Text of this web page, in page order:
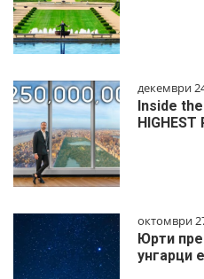
декември
Inside
октомври
Юрти
унгарци